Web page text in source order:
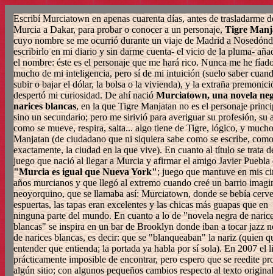
Escribí Murciatown en apenas cuarenta días, antes de trasladarme
Murcia a Dakar, para probar o conocer a un personaje,Tigre
cuyo nombre se me ocurrió durante un viaje de Madrid a
escribirlo en mi diario y sin darme cuenta- el vicio de la pluma-
el nombre: éste es el personaje que me hará rico. Nunca me he
mucho de mi inteligencia, pero sí de mi intuición (suelo saber
subir o bajar el dólar, la bolsa o la vivienda), y la extraña
despertó mi curiosidad. De ahí nacióMurciatown, una novela
narices blancas, en la que Tigre Manjatan no es el personaje
sino un secundario; pero me sirivió para averiguar su profesión, su
como se mueve, respira, salta... algo tiene de Tigre, lógico, y
Manjatan (de ciudadano que ni siquiera sabe como se escribe,
exactamente, la ciudad en la que vive). En cuanto al título se trata
juego que nació al llegar a Murcia y afirmar el amigo Javier Puebla
"Murcia es igual que Nueva York"; juego que mantuve en mis
años murcianos y que llegó al extremo cuando creé un barrio
neoyorquino, que se llamaba así: Murciatown, donde se bebía
espuertas, las tapas eran excelentes y las chicas más guapas que en
ninguna parte del mundo. En cuanto a lo de "novela negra de
blancas" se inspira en un bar de Brooklyn donde iban a tocar jazz
de narices blancas, es decir: que se "blanqueaban" la nariz (quien
entender que entienda; la portada ya habla por sí sola). En 2007 el
prácticamente imposible de encontrar, pero espero que se reedite
algún sitio; con algunos pequeños cambios respecto al texto